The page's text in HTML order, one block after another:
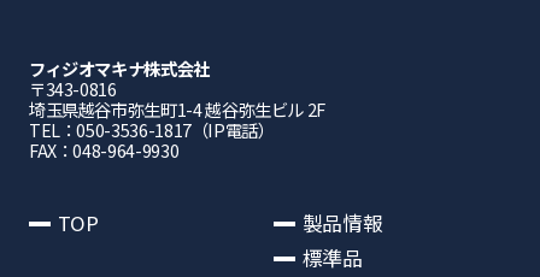
フィジオマキナ株式会社
〒343-0816
埼⽟県越⾕市弥⽣町1-4 越⾕弥⽣ビル 2F
TEL：050-3536-1817（IP電話）
FAX：048-964-9930
TOP
製品情報
標準品